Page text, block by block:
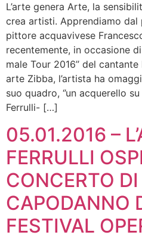
L’arte genera Arte, la
crea artisti. Apprendiamo
pittore acquavivese
recentemente, in occasione di
male Tour 2016’’ del
arte Zibba, l’artista ha
suo quadro, ‘’un acquerello
Ferrulli- […]
05.01.2016 –
FERRULLI
CONCERTO DI
CAPODANNO
FESTIVAL